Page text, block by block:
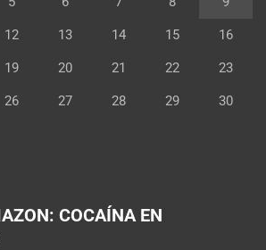
12 13 14 15 16
19 20 21 22 23
26 27 28 29 30
COCAÍNA EN